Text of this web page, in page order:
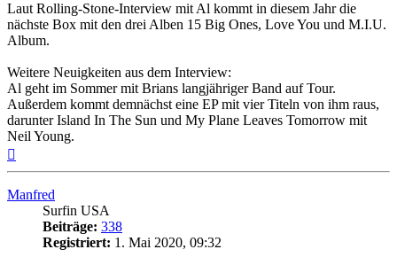
Laut Rolling-Stone-Interview mit Al kommt in diesem Jahr die
nächste Box mit den drei Alben 15 Big Ones, Love You und M.I.U.
Album.
Weitere Neuigkeiten aus dem Interview:
Al geht im Sommer mit Brians langjähriger Band auf Tour.
Außerdem kommt demnächst eine EP mit vier Titeln von ihm raus,
darunter Island In The Sun und My Plane Leaves Tomorrow mit
Neil Young.
Manfred
Surfin USA
Beiträge: 338
Registriert: 1. Mai 2020, 09:32